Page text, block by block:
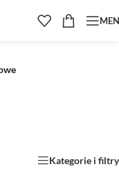
Kategorie i filtry